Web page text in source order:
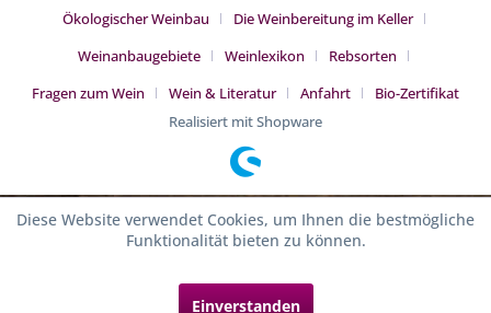
Ökologischer Weinbau
Die Weinbereitung im Keller
Weinanbaugebiete
Weinlexikon
Rebsorten
Fragen zum Wein
Wein & Literatur Anfahrt
Bio-Zertifikat
Realisiert mit Shopware
Diese Website verwendet Cookies, um Ihnen die bestmögliche
Funktionalität bieten zu können.
Einverstanden